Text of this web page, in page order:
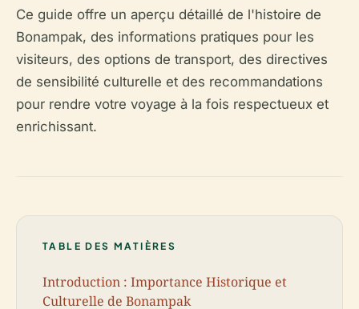
Ce guide offre un aperçu détaillé de l'histoire de
Bonampak, des informations pratiques pour les
visiteurs, des options de transport, des directives
de sensibilité culturelle et des recommandations
pour rendre votre voyage à la fois respectueux et
enrichissant.
TABLE DES MATIÈRES
Introduction : Importance Historique et
Culturelle de Bonampak